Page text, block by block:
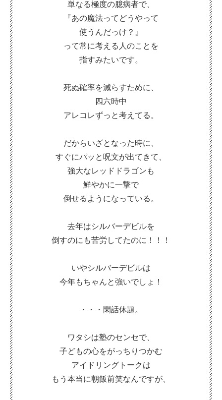
単なる極度の臆病者で、
『あの魔法ってどうやって
使うんだっけ？』
って常に考える人のことを
指すみたいです。
死ぬ確率を減らすために、
四六時中
アレコレずっと考えてる。
だからいざとなった時に、
すぐにパッと呪文が出てきて、
強大なレッドドラゴンも
鮮やかに一撃で
倒せるようになっている。
去年はシルバーデビルを
倒すのにも苦労してたのに！！！
いやシルバーデビルは
今年もちゃんと強いでしょ！
・・・閑話休題。
ワタシは塾のセンセで、
子どもの心をがっちりつかむ
アイドリングトークは
もう本当に朝飯前笑なんですが、